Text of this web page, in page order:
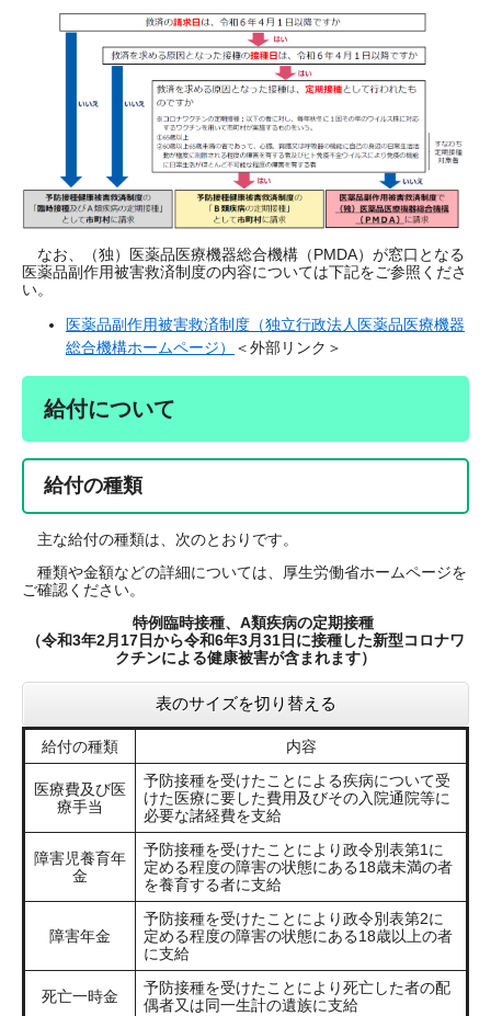
なお、（独）医薬品医療機器総合機構（PMDA）が窓口となる
医薬品副作用被害救済制度の内容については下記をご参照くださ
い。
医薬品副作用被害救済制度（独立行政法人医薬品医療機器
総合機構ホームページ）
＜外部リンク＞
給付について
給付の種類
主な給付の種類は、次のとおりです。
種類や金額などの詳細については、厚生労働省ホームページを
ご確認ください。
特例臨時接種、A類疾病の定期接種
（令和3年2月17日から令和6年3月31日に接種した新型コロナワ
クチンによる健康被害が含まれます）
表のサイズを切り替える
給付の種類 内容
医療費及び医
療手当
予防接種を受けたことによる疾病について受
けた医療に要した費用及びその入院通院等に
必要な諸経費を支給
障害児養育年
金
予防接種を受けたことにより政令別表第1に
定める程度の障害の状態にある18歳未満の者
を養育する者に支給
障害年金
予防接種を受けたことにより政令別表第2に
定める程度の障害の状態にある18歳以上の者
に支給
死亡一時金
予防接種を受けたことにより死亡した者の配
偶者又は同一生計の遺族に支給